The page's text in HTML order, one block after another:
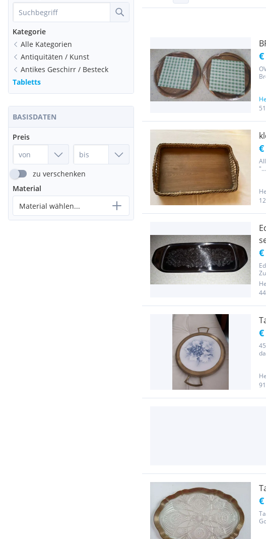
Kategorie
Alle Kategorien
Antiquitäten / Kunst
Antikes Geschirr / Besteck
Tabletts
BASISDATEN
Preis
zu verschenken
Material
Material wählen...